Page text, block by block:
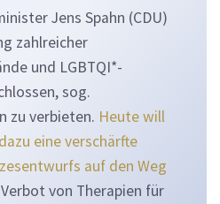
Jens Spahn (CDU)
zahlreicher
und LGBTQI*-
sog.
zu verbieten. Heute will
eine verschärfte
auf den Weg
von Therapien für